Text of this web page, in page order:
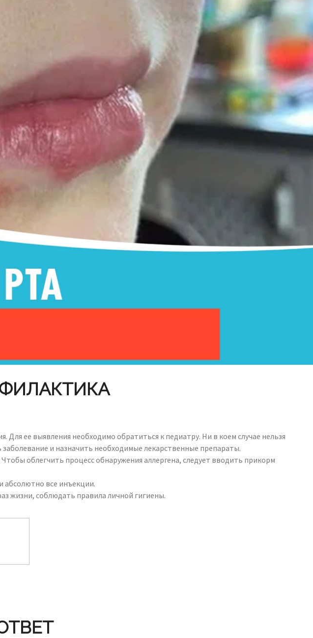
ее выявления необходимо обратиться к педиатру. Ни в коем случае нельзя
и назначить необходимые лекарственные препараты.
облегчить процесс обнаружения аллергена, следует вводить прикорм
абсолютно все инъекции.
жизни, соблюдать правила личной гигиены.